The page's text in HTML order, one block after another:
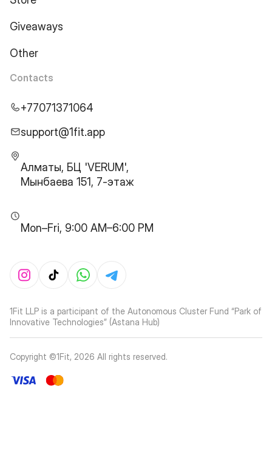
Giveaways
Other
Contacts
+77071371064
support@1fit.app
Алматы, БЦ 'VERUM',
Мынбаева 151, 7-этаж
Mon–Fri, 9:00 AM–6:00 PM
1Fit LLP is a participant of the Autonomous Cluster Fund “Park of
Innovative Technologies” (Astana Hub)
Copyright ©1Fit, 2026 All rights reserved.